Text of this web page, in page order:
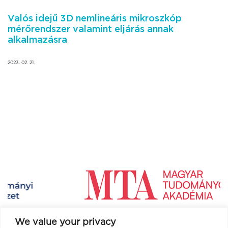
We value your privacy
Valós idejű 3D nemlineáris mikroszkóp
mérőrendszer valamint eljárás annak
alkalmazásra
2023. 02. 21.